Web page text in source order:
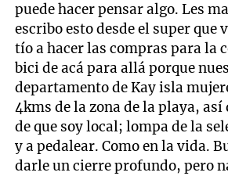
puede hacer pensar algo. Les
escribo esto desde el super que
tío a hacer las compras para la
bici de acá para allá porque
departamento de Kay isla
4kms de la zona de la playa,
de que soy local; lompa de la
y a pedalear. Como en la vida.
darle un cierre profundo, pero